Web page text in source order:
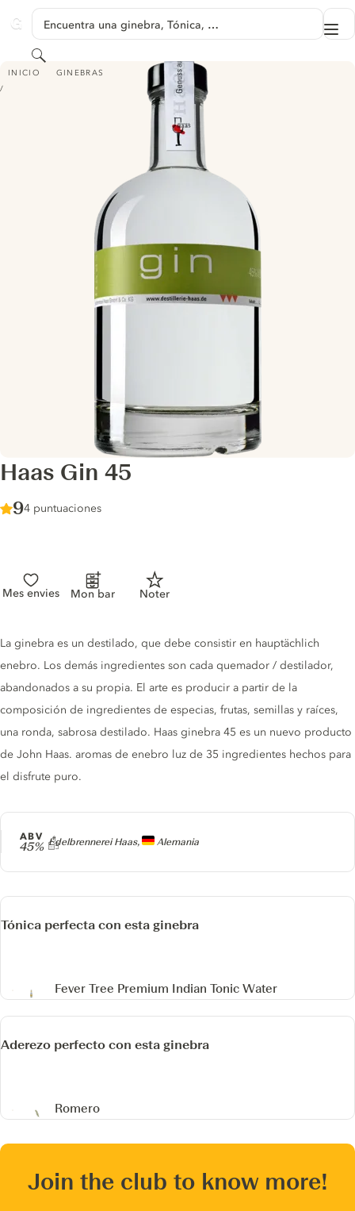
GINVENTORY
Encuentra una ginebra, Tónica, …
Buscar
INICIO GINEBRAS
HAAS GIN 45
Haas Gin 45
Score :
9/ 10
4 puntuaciones
Mes envies Mon bar Noter
Producer
Edelbrennerei Haas, Alemania
ABV
45%
Gin description
La ginebra es un destilado, que debe consistir en hauptächlich
enebro. Los demás ingredientes son cada quemador / destilador,
abandonados a su propia. El arte es producir a partir de la
composición de ingredientes de especias, frutas, semillas y raíces,
una ronda, sabrosa destilado. Haas ginebra 45 es un nuevo producto
de John Haas. aromas de enebro luz de 35 ingredientes hechos para
el disfrute puro.
Tónica perfecta con esta ginebra
Fever Tree Premium Indian Tonic Water
Aderezo perfecto con esta ginebra
Romero
Join the club to know more!